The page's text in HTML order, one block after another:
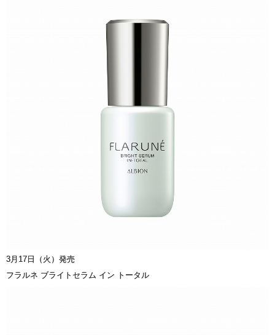
3月17日（火）発売
フラルネ ブライトセラム イン トータル